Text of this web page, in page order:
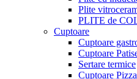
Plite
PLITE de
Cuptoare
Cuptoare
Cuptoare
Sertare termice
Cuptoare